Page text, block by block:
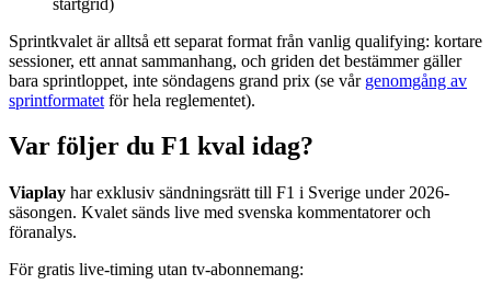
Sprintkvalet är alltså ett separat format från vanlig qualifying: kortare
sessioner, ett annat sammanhang, och griden det bestämmer gäller
bara sprintloppet, inte söndagens grand prix (se vår genomgång av
sprintformatet för hela reglementet).
Var följer du F1 kval idag?
Viaplay har exklusiv sändningsrätt till F1 i Sverige under 2026-
säsongen. Kvalet sänds live med svenska kommentatorer och
föranalys.
För gratis live-timing utan tv-abonnemang: